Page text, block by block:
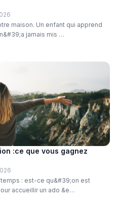
maison. Un enfant qui apprend
jamais mis …
:ce que vous gagnez
: est-ce qu&#39;on est
accueillir un ado &e…